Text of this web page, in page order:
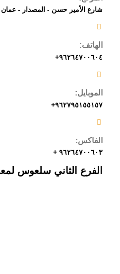
شارع الأمير حسن - المصدار - عمان
الهاتف:
٩٦٢٦٤٧٠٠٦٠٤+
الموبايل:
٩٦٢٧٩٥١٥٥١٥٧+
الفاكس:
٩٦٢٦٤٧٠٠٦٠٣ +
الفرع الثاني سلعوس